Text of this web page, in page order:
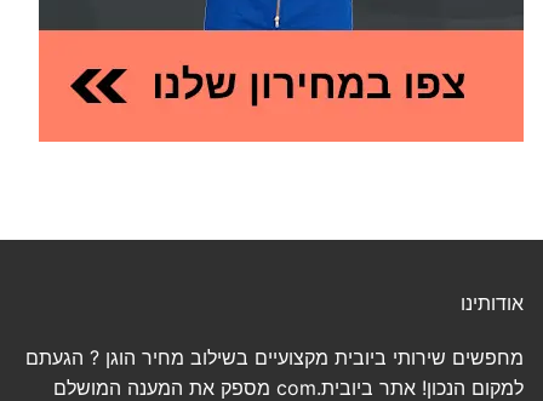
אודותינו
מחפשים שירותי ביובית מקצועיים בשילוב מחיר הוגן ? הגעתם
למקום הנכון! אתר ביובית.com מספק את המענה המושלם